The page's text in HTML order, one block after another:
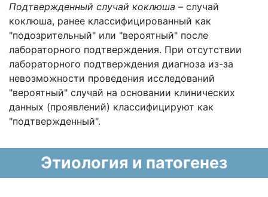
Подтвержденный случай коклюша – случай
коклюша, ранее классифицированный как
"подозрительный" или "вероятный" после
лабораторного подтверждения. При отсутствии
лабораторного подтверждения диагноза из-за
невозможности проведения исследований
"вероятный" случай на основании клинических
данных (проявлений) классифицируют как
"подтвержденный".
Этиология и патогенез